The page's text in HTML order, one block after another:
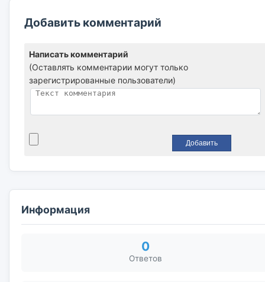
Добавить комментарий
Написать комментарий
(Оставлять комментарии могут только
зарегистрированные пользователи)
Информация
0
Ответов